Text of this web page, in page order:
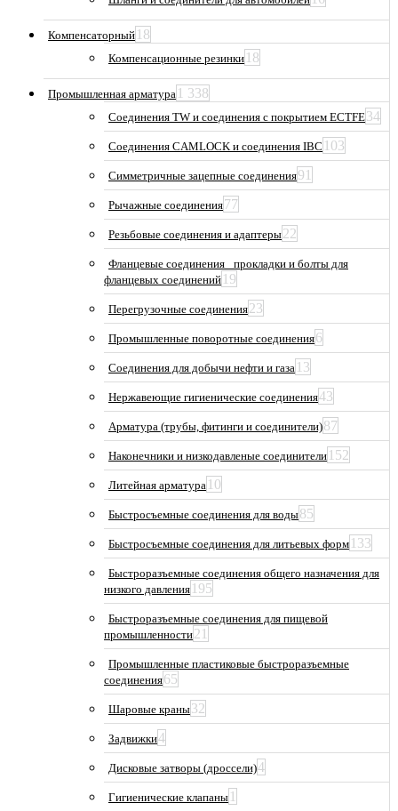
Компенсаторный 18
Компенсационные резинки 18
Промышленная арматура 1 338
Соединения TW и соединения с покрытием ECTFE34
Соединения CAMLOCK и соединения IBC 103
Симметричные зацепные соединения91
Рычажные соединения77
Резьбовые соединения и адаптеры22
Фланцевые соединения_ прокладки и болты для
фланцевых соединений 19
Перегрузочные соединения23
Промышленные поворотные соединения6
Соединения для добычи нефти и газа 13
Нержавеющие гигиенические соединения43
Арматура (трубы, фитинги и соединители)87
Наконечники и низкодавленые соединители 152
Литейная арматура 10
Быстросъемные соединения для воды85
Быстросъемные соединения для литьевых форм 133
Быстроразъемные соединения общего назначения для
низкого давления 195
Быстроразъемные соединения для пищевой
промышленности21
Промышленные пластиковые быстроразъемные
соединения65
Шаровые краны32
Задвижки4
Дисковые затворы (дроссели)4
Гигиенические клапаны 1